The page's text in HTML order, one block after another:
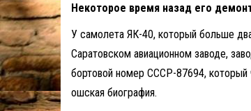
Некоторое время назад его
У самолета ЯК-40, который больше
Саратовском авиационном заводе,
бортовой номер СССР-87694, который
ошская биография.